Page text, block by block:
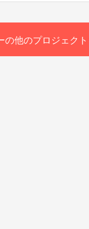
の他のプロジェク